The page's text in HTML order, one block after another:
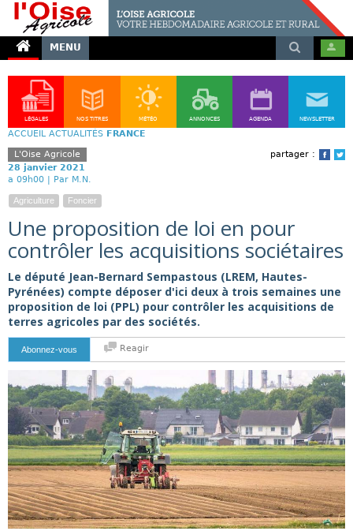
MENU
LÉGALES NOS TITRES MÉTÉO ANNONCES AGENDA NEWSLETTER
ACCUEIL ACTUALITÉS FRANCE
partager :
L'Oise Agricole
28 janvier 2021
a 09h00 | Par M.N.
Agriculture Foncier
Une proposition de loi en pour
contrôler les acquisitions sociétaires
Le député Jean-Bernard Sempastous (LREM, Hautes-
Pyrénées) compte déposer d'ici deux à trois semaines une
proposition de loi (PPL) pour contrôler les acquisitions de
terres agricoles par des sociétés.
Abonnez-vous Reagir